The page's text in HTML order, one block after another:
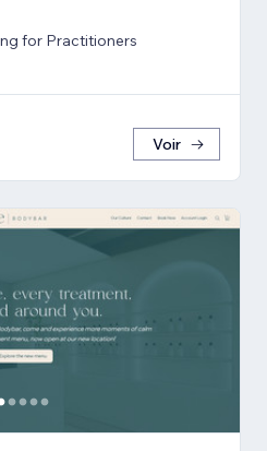
for Practitioners
Voir